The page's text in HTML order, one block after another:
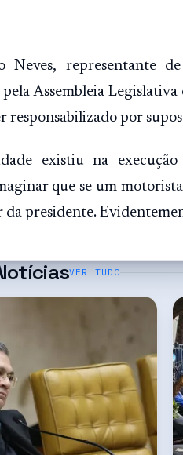
Neves, representante
Assembleia
responsabilizado por
existiu na
que se um
da presidente.
VER TUDO